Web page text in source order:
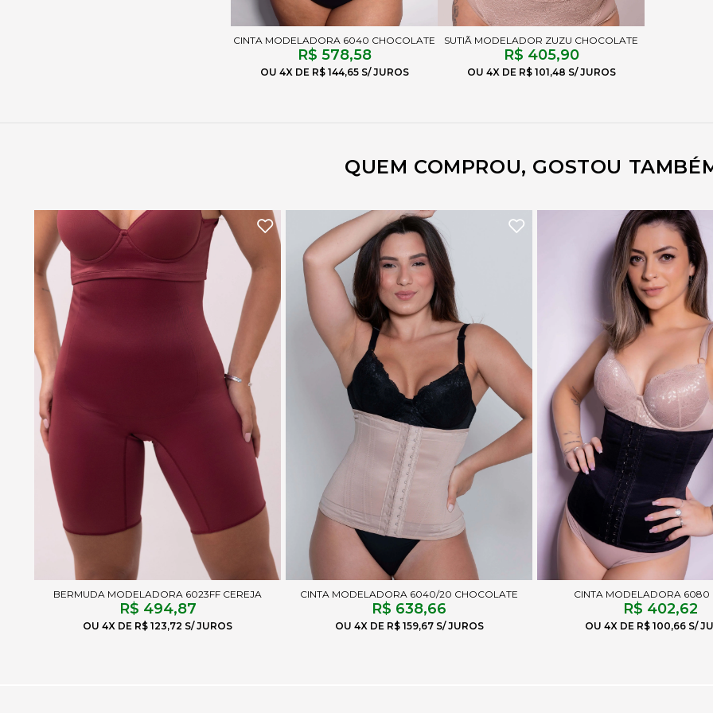
CINTA MODELADORA 6040 CHOCOLATE
R$ 578,58
4X R$ 144,65
SUTIÃ MODELADOR ZUZU CHOCOLATE
R$ 405,90
4X R$ 101,48
QUEM COMPROU, GOSTOU
BERMUDA MODELADORA 6023FF CEREJA
R$ 494,87
4X R$ 123,72
CINTA MODELADORA 6040/20 CHOCOLATE
R$ 638,66
4X R$ 159,67
CINTA MODELADORA 6080
R$ 402,62
4X R$ 100,66